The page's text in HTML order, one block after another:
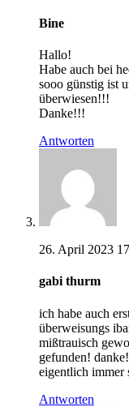
Bine
Hallo!
Habe auch bei
sooo günstig ist
überwiesen!!!
Danke!!!
Antworten
26. April 2023
gabi thurm
ich habe auch
überweisungs
mißtrauisch
gefunden!
eigentlich immer
Antworten